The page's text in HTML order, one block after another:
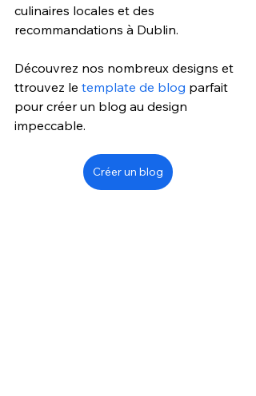
culinaires locales et des
recommandations à Dublin.
Découvrez nos nombreux designs et
ttrouvez le template de blog parfait
pour créer un blog au design
impeccable.
Créer un blog